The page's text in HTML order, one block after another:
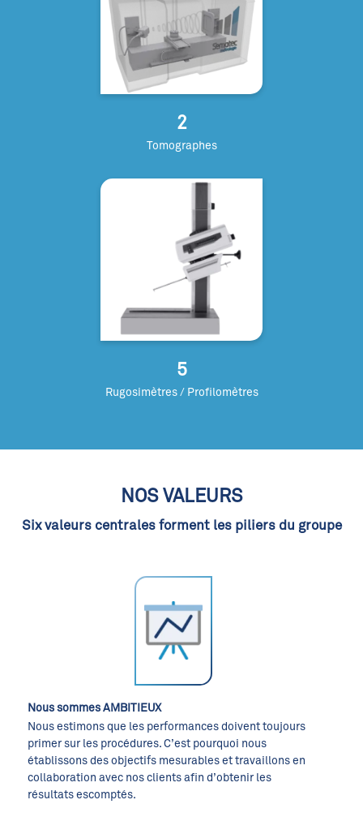
2
Tomographes
5
Rugosimètres / Profilomètres
NOS VALEURS
Six valeurs centrales forment les piliers du groupe
Nous sommes AMBITIEUX
Nous estimons que les performances doivent toujours
primer sur les procédures. C’est pourquoi nous
établissons des objectifs mesurables et travaillons en
collaboration avec nos clients afin d’obtenir les
résultats escomptés.